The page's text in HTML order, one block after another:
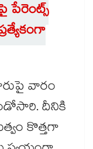
పేరెంట్స్
వారం
దీనికి
కొత్తగా